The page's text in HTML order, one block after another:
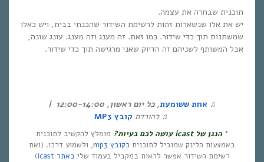
תוכנית שבחרה את עצמה.
יש את אלו שנשארות זהות לרשימת השידור שהכנתי בבית, ויש כאלו
שמשתנות תוך כדי שידור. כמו זאת. זה מענג וזה מענג. עונג שונה,
אבל המשותף לשניהם זה הדיוק שאני מרגישה תוך כדי שידור.
♫ אחת ששומעת,כל יום ראשון, 12:00-14:00
|
♫ להורדת קובץ MP3
* הנגן שלicast עושה לכם בעיות? מומלץ להקשיב לתוכנית
באמצעות הלינק שמוביל לתוכנית כקובץ mp3
, ולשמוע דרכו. (ואת
רשימת השידור אפשר לראות במקביל בעמוד שליבאתר icast )